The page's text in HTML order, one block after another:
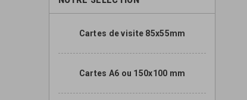
Cartes de visite 85x55mm
Cartes A6 ou 150x100 mm